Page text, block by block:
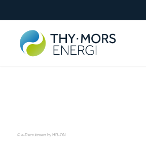
© e-Recruitment by HR-ON